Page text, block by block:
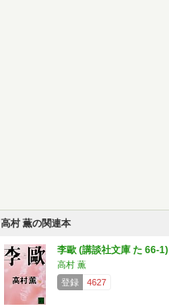
高村 薫の関連本
李歐 (講談社文庫 た 66-1)
高村 薫
登録
4627